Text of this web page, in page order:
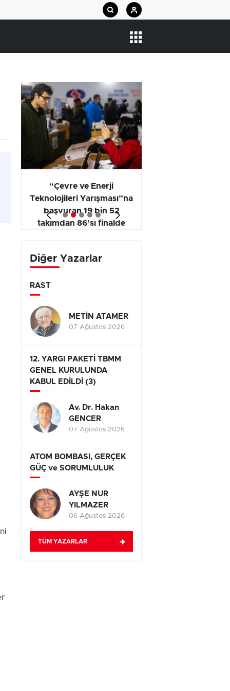
“Çevre ve Enerji
Teknolojileri Yarışması”na
başvuran 19 bin 52
takımdan 86’sı finalde
Diğer Yazarlar
RAST
METİN ATAMER
07 Ağustos 2026
12. YARGI PAKETİ TBMM
GENEL KURULUNDA
KABUL EDİLDİ (3)
Av. Dr. Hakan
GENCER
07 Ağustos 2026
ATOM BOMBASI, GERÇEK
GÜÇ ve SORUMLULUK
AYŞE NUR
YILMAZER
06 Ağustos 2026
TÜM YAZARLAR